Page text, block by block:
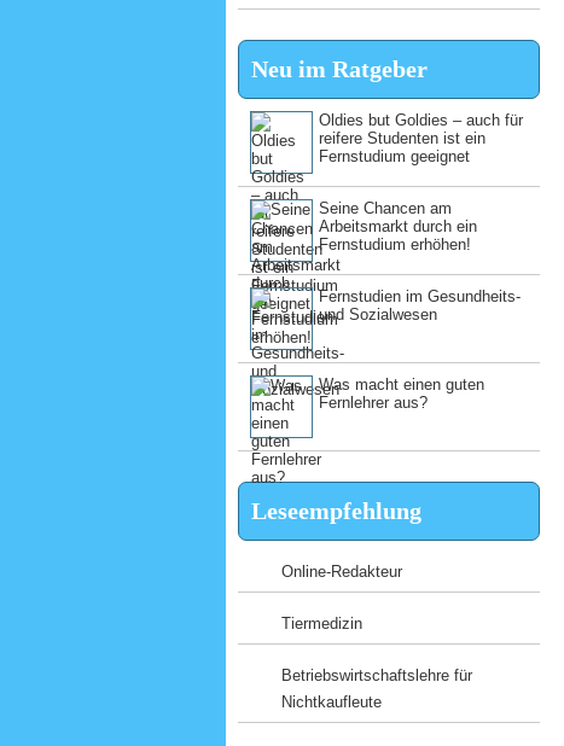
Neu im Ratgeber
Oldies but Goldies – auch für
reifere Studenten ist ein
Fernstudium geeignet
Seine Chancen am
Arbeitsmarkt durch ein
Fernstudium erhöhen!
Fernstudien im Gesundheits-
und Sozialwesen
Was macht einen guten
Fernlehrer aus?
Leseempfehlung
Online-Redakteur
Tiermedizin
Betriebswirtschaftslehre für
Nichtkaufleute